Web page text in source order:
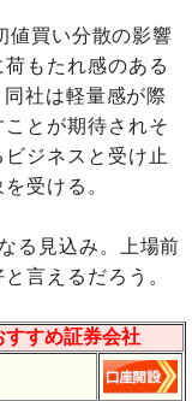
買い分散の影響
もたれ感のある
社は軽量感が際
とが期待されそ
ジネスと受け止
受ける。
る見込み。上場前
言えるだろう。
すめ証券会社